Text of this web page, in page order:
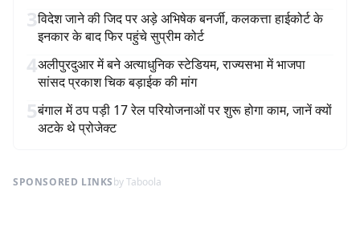
3विदेश जाने की जिद पर अड़े अभिषेक बनर्जी, कलकत्ता हाईकोर्ट के
इनकार के बाद फिर पहुंचे सुप्रीम कोर्ट
4अलीपुरदुआर में बने अत्याधुनिक स्टेडियम, राज्यसभा में भाजपा
सांसद प्रकाश चिक बड़ाईक की मांग
5बंगाल में ठप पड़ी 17 रेल परियोजनाओं पर शुरू होगा काम, जानें क्यों
अटके थे प्रोजेक्ट
SPONSORED LINKSby Taboola